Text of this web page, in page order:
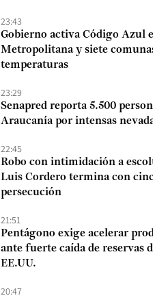
23:43
Gobierno activa Código Azul
Metropolitana y siete
temperaturas
23:29
Senapred reporta 5.500
Araucanía por intensas
22:45
Robo con intimidación a
Luis Cordero termina con
persecución
21:51
Pentágono exige acelerar
ante fuerte caída de reservas
EE.UU.
20:47